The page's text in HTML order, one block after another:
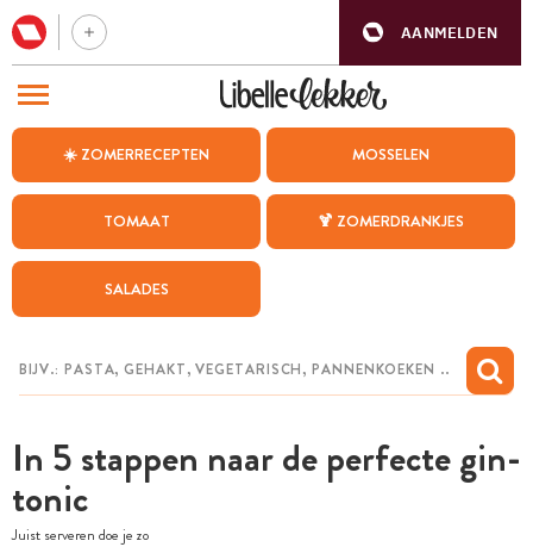
AANMELDEN
☀️ ZOMERRECEPTEN MOSSELEN
TOMAAT 🍹 ZOMERDRANKJES
SALADES
In 5 stappen naar de perfecte gin-
tonic
Juist serveren doe je zo
BEZOEK ONZE ANDERE WEBSITES
WEEKMENU
CHAT MET MAIA
MIJN BEWAARDE RECEPTEN